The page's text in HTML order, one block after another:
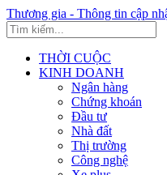
Thương gia - Thông tin cập
THỜI CUỘC
KINH DOANH
Ngân hàng
Chứng khoán
Đầu tư
Nhà đất
Thị trường
Công nghệ